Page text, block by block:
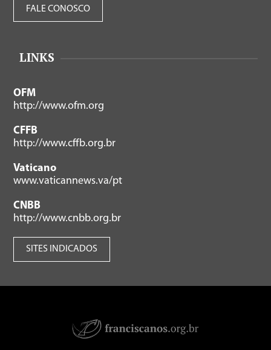
FALE CONOSCO
LINKS
OFM
http://www.ofm.org
CFFB
http://www.cffb.org.br
Vaticano
www.vaticannews.va/pt
CNBB
http://www.cnbb.org.br
SITES INDICADOS